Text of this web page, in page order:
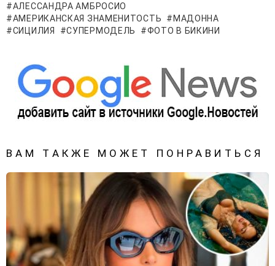
АЛЕССАНДРА АМБРОСИО
АМЕРИКАНСКАЯ ЗНАМЕНИТОСТЬ
МАДОННА
СИЦИЛИЯ
СУПЕРМОДЕЛЬ ФОТО В БИКИНИ
ВАМ ТАКЖЕ МОЖЕТ ПОНРАВИТЬСЯ